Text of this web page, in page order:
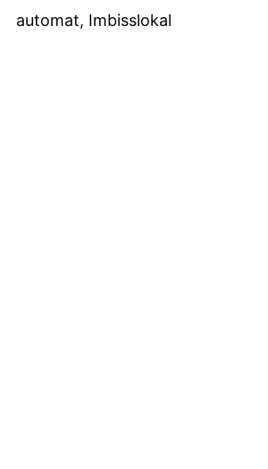
automat, Imbisslokal